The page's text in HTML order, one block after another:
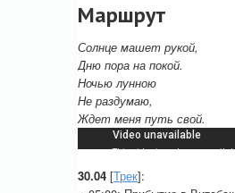
Маршрут
Солнце машет рукой,
Дню пора на покой.
Ночью лунною
Не раздумаю,
Ждет меня путь свой.
30.04 [Трек]: